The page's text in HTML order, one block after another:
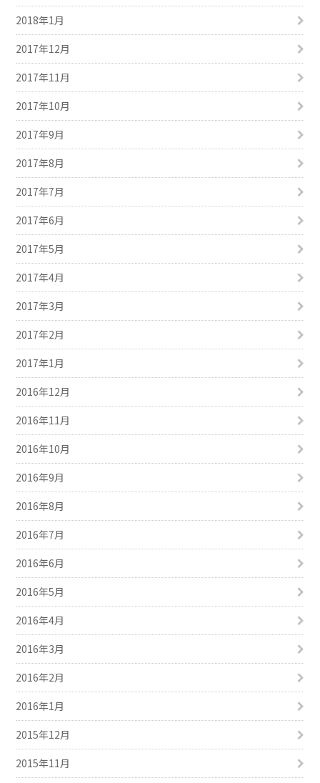
2018年1月
2017年12月
2017年11月
2017年10月
2017年9月
2017年8月
2017年7月
2017年6月
2017年5月
2017年4月
2017年3月
2017年2月
2017年1月
2016年12月
2016年11月
2016年10月
2016年9月
2016年8月
2016年7月
2016年6月
2016年5月
2016年4月
2016年3月
2016年2月
2016年1月
2015年12月
2015年11月